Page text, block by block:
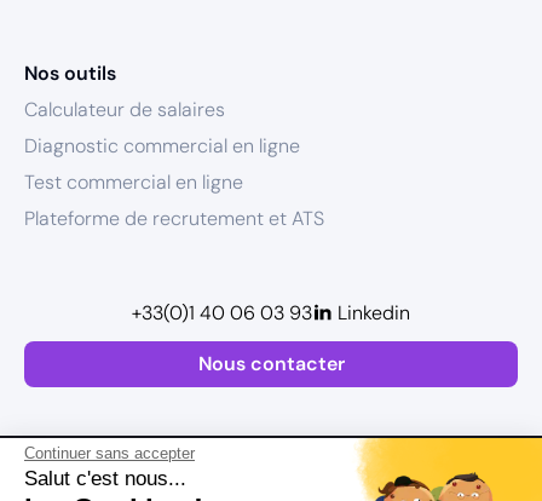
Continuer sans accepter
Salut c'est nous...
Nos outils
Calculateur de salaires
Diagnostic commercial en ligne
Test commercial en ligne
Plateforme de recrutement et ATS
Nous contacter
+33(0)1 40 06 03 93 Linkedin